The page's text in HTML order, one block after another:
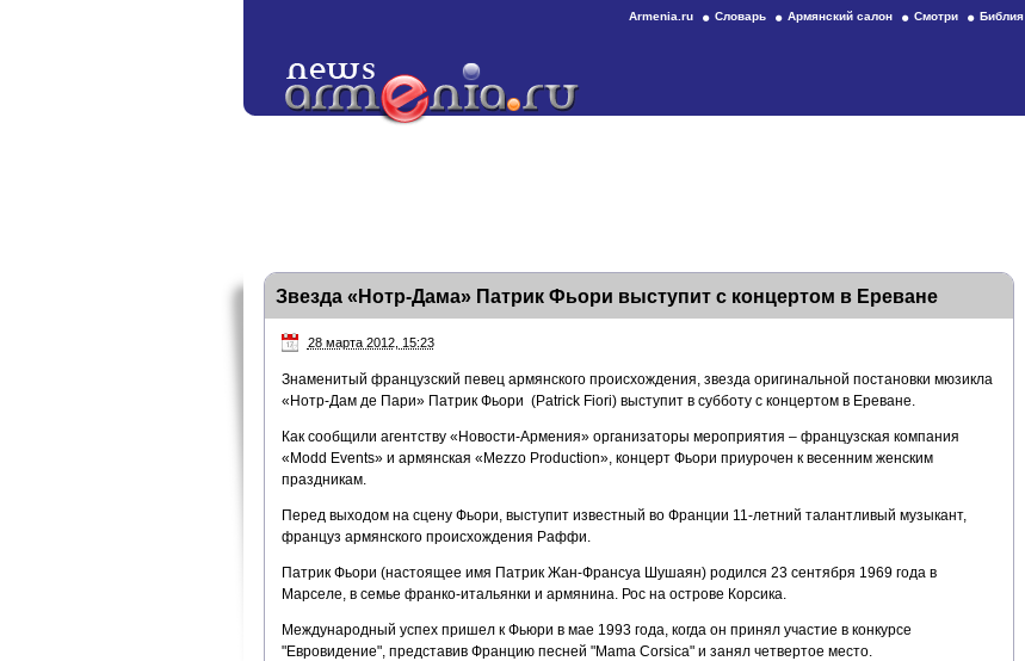
Armenia.ru Словарь Армянский салон Смотри Библия
Звезда «Нотр-Дама» Патрик Фьори выступит с концертом в Ереване
28 марта 2012, 15:23
Знаменитый французский певец армянского происхождения, звезда оригинальной постановки мюзикла
«Нотр-Дам де Пари» Патрик Фьори (Patrick Fiori) выступит в субботу с концертом в Ереване.
Как сообщили агентству «Новости-Армения» организаторы мероприятия – французская компания
«Modd Events» и армянская «Mezzo Production», концерт Фьори приурочен к весенним женским
праздникам.
Перед выходом на сцену Фьори, выступит известный во Франции 11-летний талантливый музыкант,
француз армянского происхождения Раффи.
Патрик Фьори (настоящее имя Патрик Жан-Франсуа Шушаян) родился 23 сентября 1969 года в
Марселе, в семье франко-итальянки и армянина. Рос на острове Корсика.
Международный успех пришел к Фьюри в мае 1993 года, когда он принял участие в конкурсе
"Евровидение", представив Францию песней "Mama Corsica" и занял четвертое место.